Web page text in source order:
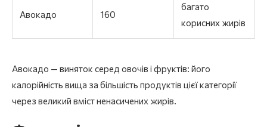
Авокадо 160
багато
корисних жирів
Авокадо — виняток серед овочів і фруктів: його
калорійність вища за більшість продуктів цієї категорії
через великий вміст ненасичених жирів.